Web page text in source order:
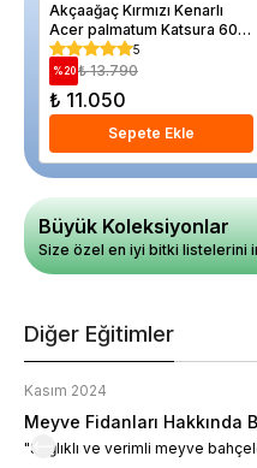
Akçaağaç Kırmızı Kenarlı
Acer palmatum Katsura 60
80 cm İthal Saksıda
5
%20 ₺ 13.790
₺ 11.050
Sepete Ekle
Büyük Koleksiyonlar
Size özel en iyi bitki listelerini
Diğer Eğitimler
Kasım 2024
Meyve Fidanları Hakkında
"Sağlıklı ve verimli meyve